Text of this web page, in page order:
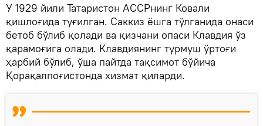
У 1929 йили Татаристон АССРнинг Ковали
қишлоғида туғилган. Саккиз ёшга тўлганида онаси
бетоб бўлиб қолади ва қизчани опаси Клавдия ўз
қарамоғига олади. Клавдиянинг турмуш ўртоғи
ҳарбий бўлиб, ўша пайтда тақсимот бўйича
Қорақалпоғистонда хизмат қиларди.